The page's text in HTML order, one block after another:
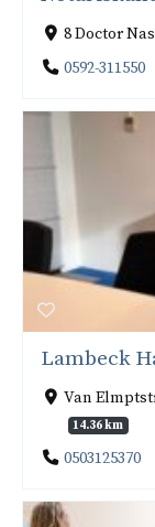
8 Doctor
0592-311550
Lambeck
Van
14.36 km
0503125370